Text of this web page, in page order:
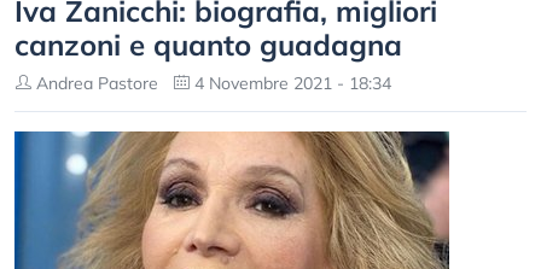
Iva Zanicchi: biografia, migliori
canzoni e quanto guadagna
Andrea Pastore 4 Novembre 2021 - 18:34